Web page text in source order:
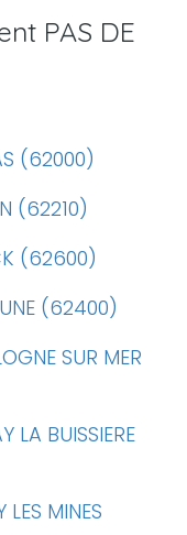
PAS DE
(62000)
(62210)
(62600)
(62400)
SUR MER
BUISSIERE
MINES